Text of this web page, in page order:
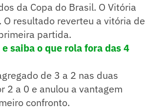
da Copa do Brasil. O Vitória
resultado reverteu a vitória de
partida.
saiba o que rola fora das 4
de 3 a 2 nas duas
2 a 0 e anulou a vantagem
confronto.